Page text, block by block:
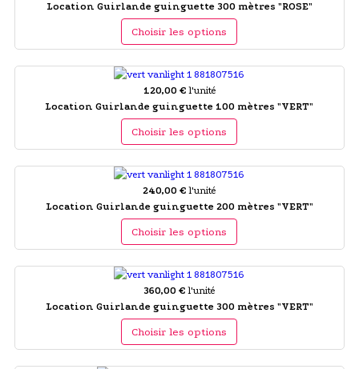
Location Guirlande guinguette 300 mètres "ROSE"
Choisir les options
120,00 € l'unité
Location Guirlande guinguette 100 mètres "VERT"
Choisir les options
240,00 € l'unité
Location Guirlande guinguette 200 mètres "VERT"
Choisir les options
360,00 € l'unité
Location Guirlande guinguette 300 mètres "VERT"
Choisir les options